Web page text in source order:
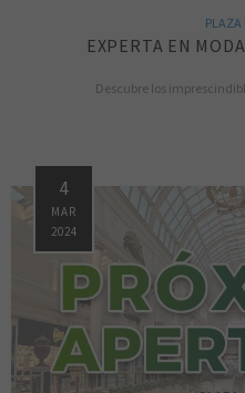
PLAZA
EXPERTA EN
Descubre los
4
MAR
2024